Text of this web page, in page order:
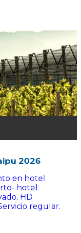
2026
en hotel
hotel
HD
regular.